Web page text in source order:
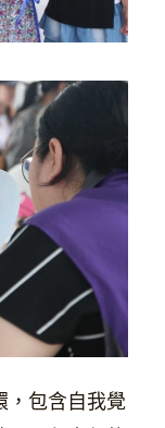
，包含自我覺